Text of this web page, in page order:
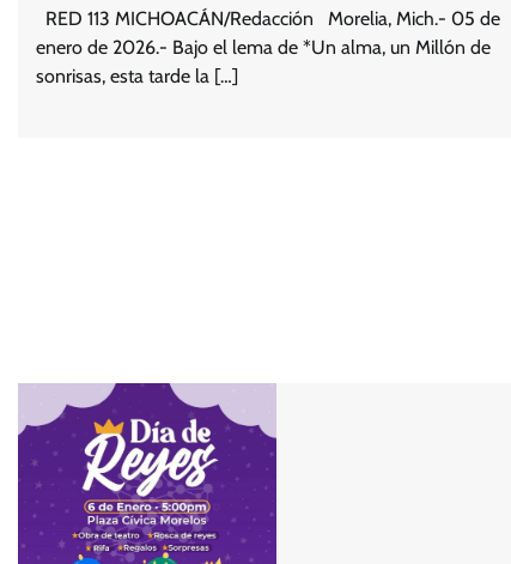
RED 113 MICHOACÁN/Redacción Morelia, Mich.- 05 de
enero de 2026.- Bajo el lema de *Un alma, un Millón de
sonrisas, esta tarde la […]